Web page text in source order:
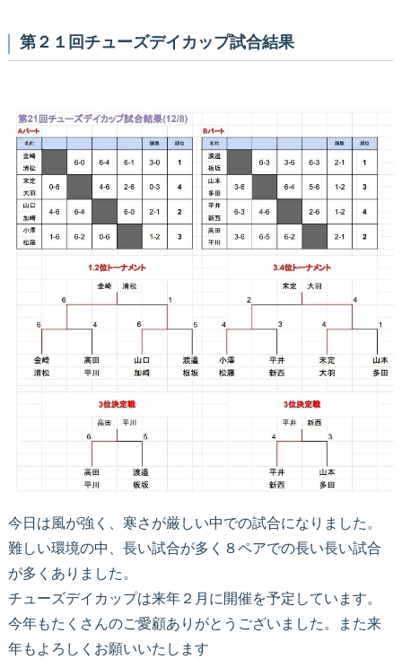
第２１回チューズデイカップ試合結果
今日は風が強く、寒さが厳しい中での試合になりました。
難しい環境の中、長い試合が多く８ペアでの長い長い試合
が多くありました。
チューズデイカップは来年２月に開催を予定しています。
今年もたくさんのご愛顧ありがとうございました。また来
年もよろしくお願いいたします